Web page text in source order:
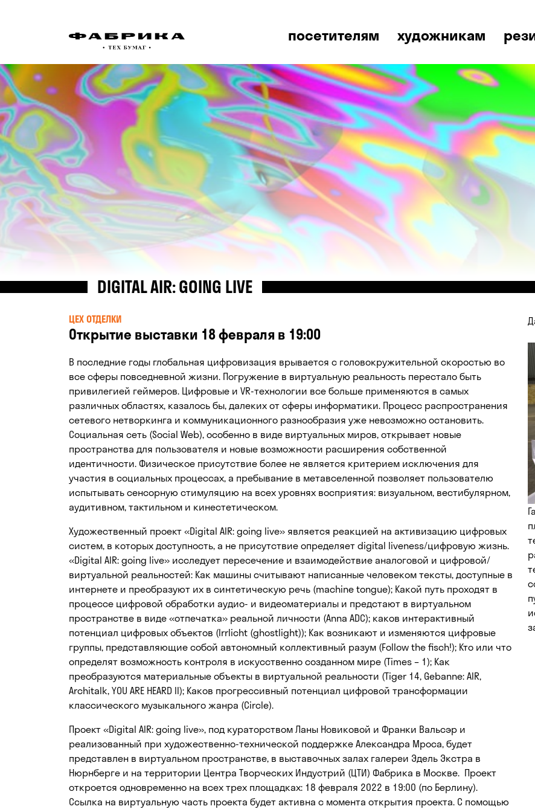
посетителям художникам
DIGITAL AIR: GOING LIVE
ЦЕХ ОТДЕЛКИ
Открытие выставки 18 февраля в 19:00
В последние годы глобальная цифровизация врывается с головокружительной скоростью во
все сферы повседневной жизни. Погружение в виртуальную реальность перестало быть
привилегией геймеров. Цифровые и VR-технологии все больше применяются в самых
различных областях, казалось бы, далеких от сферы информатики. Процесс распространения
сетевого нетворкинга и коммуникационного разнообразия уже невозможно остановить.
Социальная сеть (Social Web), особенно в виде виртуальных миров, открывает новые
пространства для пользователя и новые возможности расширения собственной
идентичности. Физическое присутствие более не является критерием исключения для
участия в социальных процессах, а пребывание в метавселенной позволяет пользователю
испытывать сенсорную стимуляцию на всех уровнях восприятия: визуальном, вестибулярном,
аудитивном, тактильном и кинестетическом.
Художественный проект «Digital AIR: going live» является реакцией на активизацию цифровых
систем, в которых доступность, а не присутствие определяет digital liveness/цифровую жизнь.
«Digital AIR: going live» исследует пересечение и взаимодействие аналоговой и цифровой/
виртуальной реальностей: Как машины считывают написанные человеком тексты, доступные в
интернете и преобразуют их в синтетическую речь (machine tongue); Какой путь проходят в
процессе цифровой обработки аудио- и видеоматериалы и предстают в виртуальном
пространстве в виде «отпечатка» реальной личности (Anna ADC); каков интерактивный
потенциал цифровых объектов (Irrlicht (ghostlight)); Как возникают и изменяются цифровые
группы, представляющие собой автономный коллективный разум (Follow the fisch!); Кто или что
определят возможность контроля в искусственно созданном мире (Times – 1); Как
преобразуются материальные объекты в виртуальной реальности (Tiger 14, Gebanne: AIR,
Architalk, YOU ARE HEARD II); Каков прогрессивный потенциал цифровой трансформации
классического музыкального жанра (Circle).
Проект «Digital AIR: going live», под кураторством Ланы Новиковой и Франки Вальсэр и
реализованный при художественно-технической поддержке Александра Мроса, будет
представлен в виртуальном пространстве, в выставочных залах галереи Эдель Экстра в
Нюрнберге и на территории Центра Творческих Индустрий (ЦТИ) Фабрика в Москве. Проект
откроется одновременно на всех трех площадках: 18 февраля 2022 в 19:00 (по Берлину).
Ссылка на виртуальную часть проекта будет активна с момента открытия проекта. С помощью